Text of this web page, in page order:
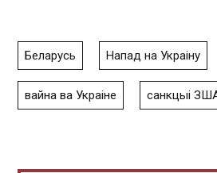
Беларусь Напад на Украіну
вайна ва Украіне санкцыі